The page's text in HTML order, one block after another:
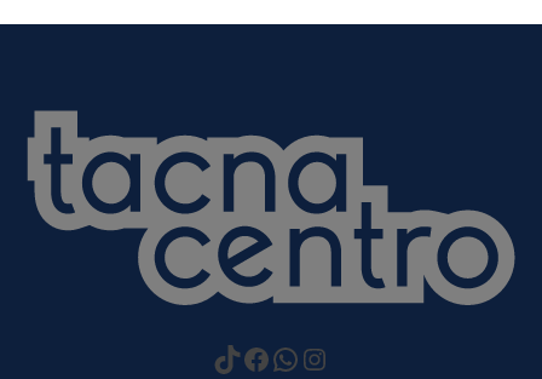
https://
Facebook
WhatsApp
Instagram